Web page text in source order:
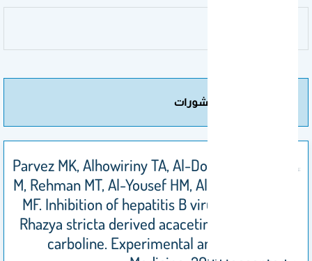
مزيد من المنشورات
Parvez MK, Alhowiriny TA, Al-Dosari MS, Amina
M, Rehman MT, Al-Yousef HM, Alanzi AR, Alajmi
MF. Inhibition of hepatitis B virus activities by
Rhazya stricta derived acacetin and acetyl-b-
carboline. Experimental and Therapeutic